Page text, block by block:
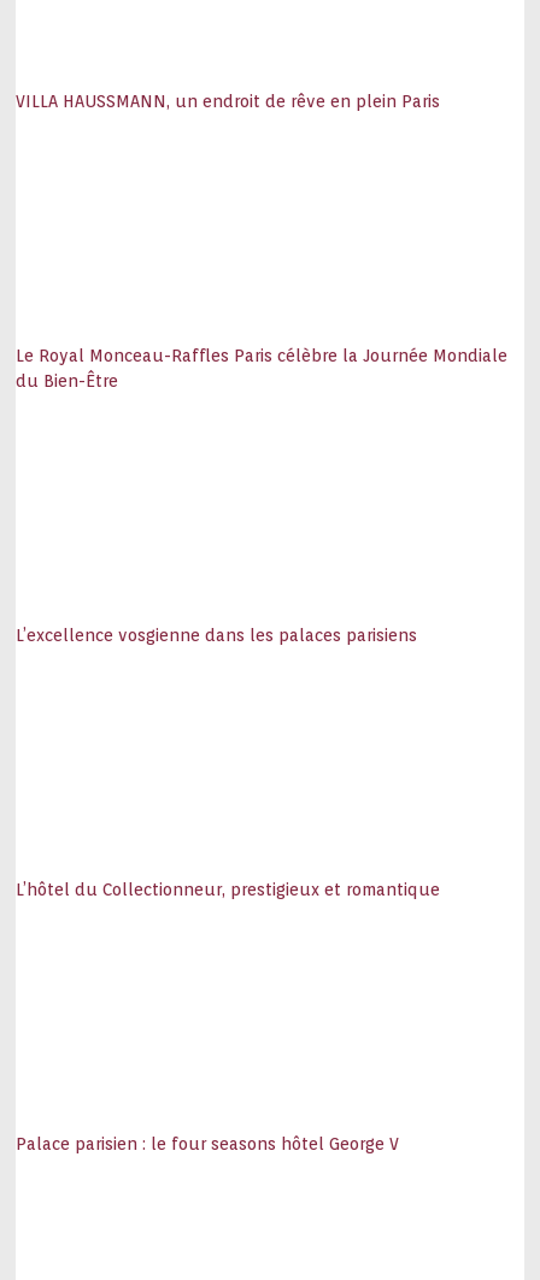
VILLA HAUSSMANN, un endroit de rêve en plein Paris
Le Royal Monceau-Raffles Paris célèbre la Journée Mondiale
du Bien-Être
L’excellence vosgienne dans les palaces parisiens
L’hôtel du Collectionneur, prestigieux et romantique
Palace parisien : le four seasons hôtel George V